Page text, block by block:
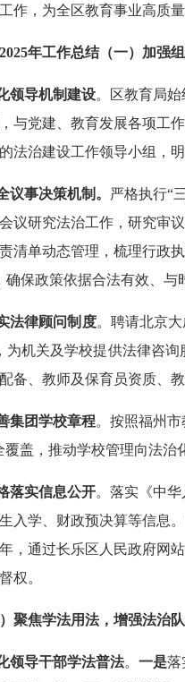
作，为全区教育事业高质
2025年工作总结（一）加强
领导机制建设。区教育局
与党建、教育发展各项工
法治建设工作领导小组，
议事决策机制。 严格执行“
议研究法治工作，研究审
清单动态管理，梳理行政
确保政策依据合法有效、与
法律顾问制度。聘请北京
为机关及学校提供法律咨
备、教师及保育员资质、
集团学校章程。按照福州
覆盖，推动学校管理向法治
落实信息公开。落实《中
入学、财政预决算等信息
，通过长乐区人民政府网
权。
）聚焦学法用法， 增强法治
领导干部学法普法。 一是落